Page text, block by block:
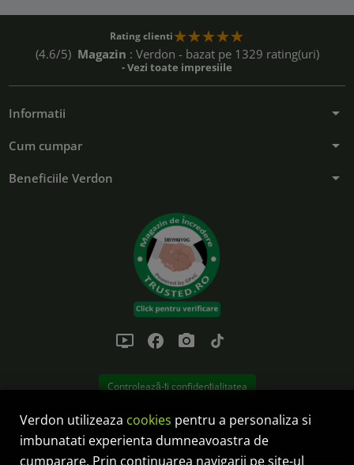
Rating clienti
(4.6/5) Magazin : Verdon - bazat pe 1329 rating(uri)
- Vezi toate impresiile
Informatii arrow_drop_down
Cum cumpar arrow_drop_down
Beneficiile Verdon arrow_drop_down
ondemand_video facebook photo_camera tiktok
Controlează-ți confidențialitatea
Anulare comanda
Verdon utilizeaza cookies pentru a personaliza si
imbunatati experienta dumneavoastra de
cumparare. Prin continuarea navigarii pe site-ul